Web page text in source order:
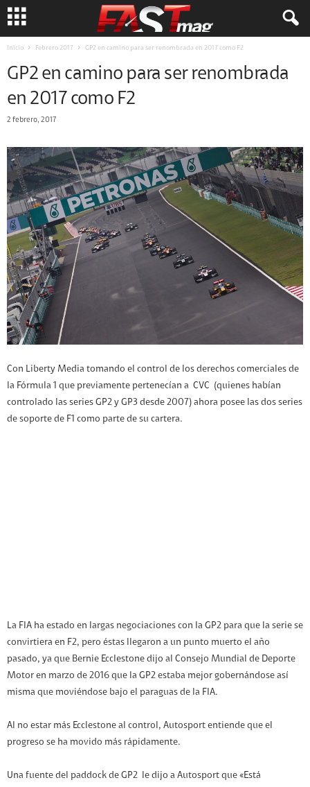
Inicio Febrero 2017 GP2 en camino para ser renombrada en 2017 como F2
GP2 en camino para ser renombrada
en 2017 como F2
2 febrero, 2017
Con Liberty Media tomando el control de los derechos comerciales de
la Fórmula 1 que previamente pertenecían a CVC (quienes habían
controlado las series GP2 y GP3 desde 2007) ahora posee las dos series
de soporte de F1 como parte de su cartera.
La FIA ha estado en largas negociaciones con la GP2 para que la serie se
convirtiera en F2, pero éstas llegaron a un punto muerto el año
pasado, ya que Bernie Ecclestone dijo al Consejo Mundial de Deporte
Motor en marzo de 2016 que la GP2 estaba mejor gobernándose así
misma que moviéndose bajo el paraguas de la FIA.
Al no estar más Ecclestone al control, Autosport entiende que el
progreso se ha movido más rápidamente.
Una fuente del paddock de GP2 le dijo a Autosport que «Está